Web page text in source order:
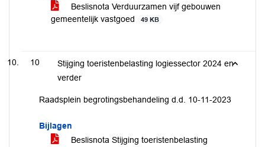
Beslisnota Verduurzamen vijf gebouwen
gemeentelijk vastgoed
49 KB
10
Stijging toeristenbelasting logiessector 2024 en
verder
Raadsplein begrotingsbehandeling d.d. 10-11-2023
Bijlagen
Beslisnota Stijging toeristenbelasting